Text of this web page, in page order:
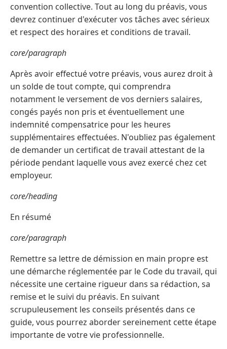
convention collective. Tout au long du préavis, vous
devrez continuer d'exécuter vos tâches avec sérieux
et respect des horaires et conditions de travail.
core/paragraph
Après avoir effectué votre préavis, vous aurez droit à
un solde de tout compte, qui comprendra
notamment le versement de vos derniers salaires,
congés payés non pris et éventuellement une
indemnité compensatrice pour les heures
supplémentaires effectuées. N'oubliez pas également
de demander un certificat de travail attestant de la
période pendant laquelle vous avez exercé chez cet
employeur.
core/heading
En résumé
core/paragraph
Remettre sa lettre de démission en main propre est
une démarche réglementée par le Code du travail, qui
nécessite une certaine rigueur dans sa rédaction, sa
remise et le suivi du préavis. En suivant
scrupuleusement les conseils présentés dans ce
guide, vous pourrez aborder sereinement cette étape
importante de votre vie professionnelle.